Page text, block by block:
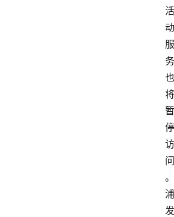
活
动
服
务
也
将
暂
停
访
问
。
浦
发